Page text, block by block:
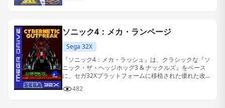
ソニック4：メカ・ランページ
Sega 32X
『ソニック4：メカ・ラッシュ』は、クラシックな『ソ
ニック・ザ・ヘッジホッグ3 & ナックルズ』をベース
に、セガ32Xプラットフォームに移植された優れた改
482